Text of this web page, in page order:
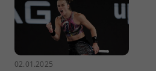
02.01.2025